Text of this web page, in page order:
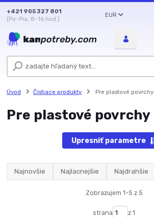
EUR
+421 905 327 801
(Po-Pia, 8-16 hod.)
Úvod Čistiace produkty Pre plastové povrchy
Pre plastové povrchy
Upresniť parametre
Najnovšie Najlacnejšie Najdrahšie
Zobrazujem 1-5 z 5
strana z 1